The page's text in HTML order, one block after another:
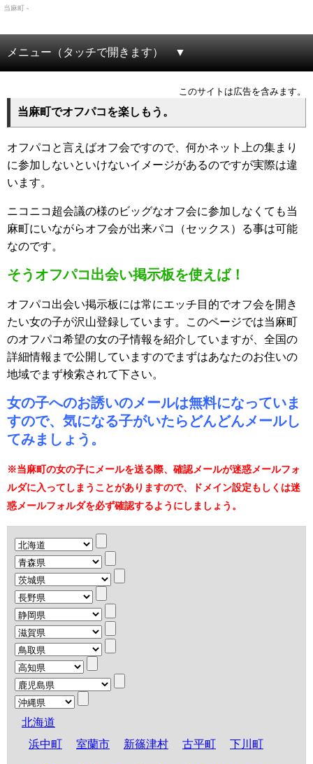
当麻町 -
メニュー（タッチで開きます）
このサイトは広告を含みます。
当麻町でオフパコを楽しもう。
オフパコと言えばオフ会ですので、何かネット上の集まり
に参加しないといけないイメージがあるのですが実際は違
います。
ニコニコ超会議の様のビッグなオフ会に参加しなくても当
麻町にいながらオフ会が出来パコ（セックス）る事は可能
なのです。
そうオフパコ出会い掲示板を使えば！
オフパコ出会い掲示板には常にエッチ目的でオフ会を開き
たい女の子が沢山登録しています。このページでは当麻町
のオフパコ希望の女の子情報を紹介していますが、全国の
詳細情報まで公開していますのでまずはあなたのお住いの
地域でまず検索されて下さい。
女の子へのお誘いのメールは無料になっていま
すので、気になる子がいたらどんどんメールし
てみましょう。
※当麻町の女の子にメールを送る際、確認メールが迷惑メールフォ
ルダに入ってしまうことがありますので、ドメイン設定もしくは迷
惑メールフォルダを必ず確認するようにしましょう。
北海道
浜中町
室蘭市 新篠津村 古平町 下川町